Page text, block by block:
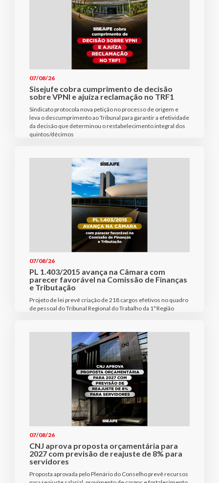
07/08/26
Sisejufe cobra cumprimento de decisão
sobre VPNI e ajuíza reclamação no TRF1
Sindicato protocola nova petição no processo de origem e
leva o descumprimento ao Tribunal para garantir a efetividade
da decisão que determinou o restabelecimento integral dos
quintos/décimos
07/08/26
PL 1.403/2015 avança na Câmara com
parecer favorável na Comissão de Finanças
e Tributação
Projeto de lei prevê criação de 218 cargos efetivos no quadro
de pessoal do Tribunal Regional do Trabalho da 1ª Região
07/08/26
CNJ aprova proposta orçamentária para
2027 com previsão de reajuste de 8% para
servidores
Proposta aprovada pelo Plenário do Conselho prevê recursos